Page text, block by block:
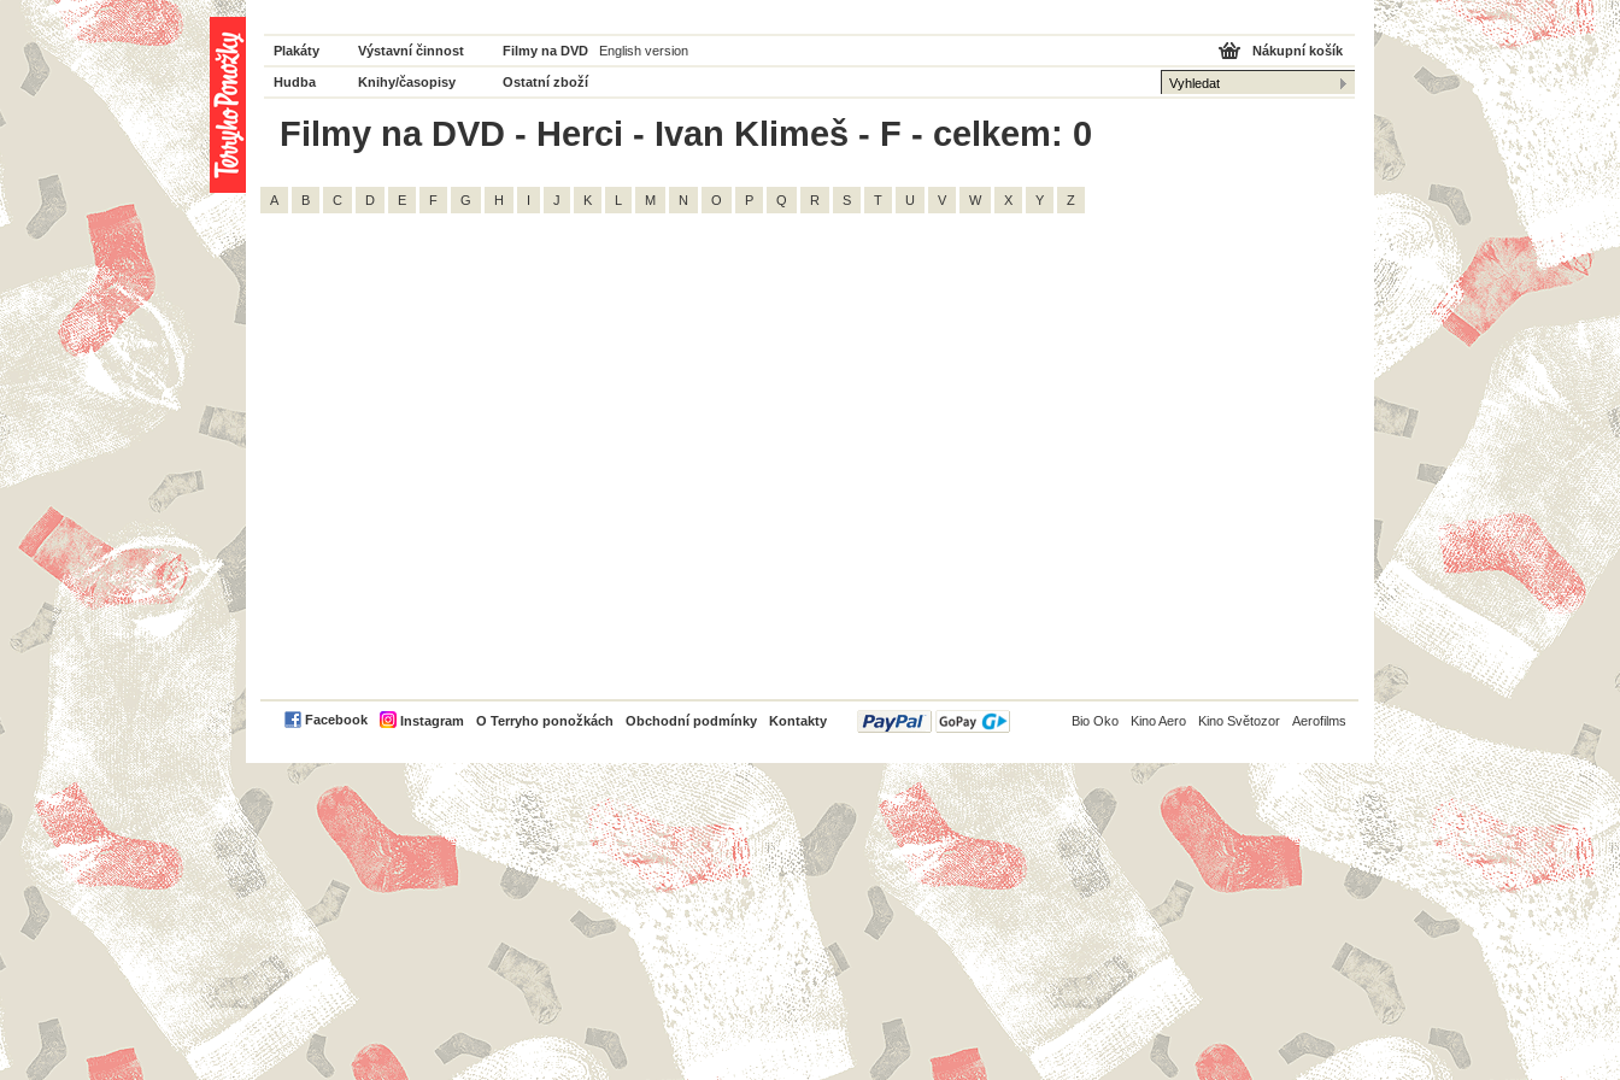
Plakáty Výstavní činnost Filmy na DVD English version
Hudba Knihy/časopisy Ostatní zboží
Nákupní košík
Filmy na DVD - Herci - Ivan Klimeš - F - celkem: 0
A B C D E F G H I J K L M N O P Q R S T U V W X Y Z
Facebook Instagram O Terryho ponožkách Obchodní podmínky Kontakty
PayPal Bio Oko Kino Aero Kino Světozor Aerofilms